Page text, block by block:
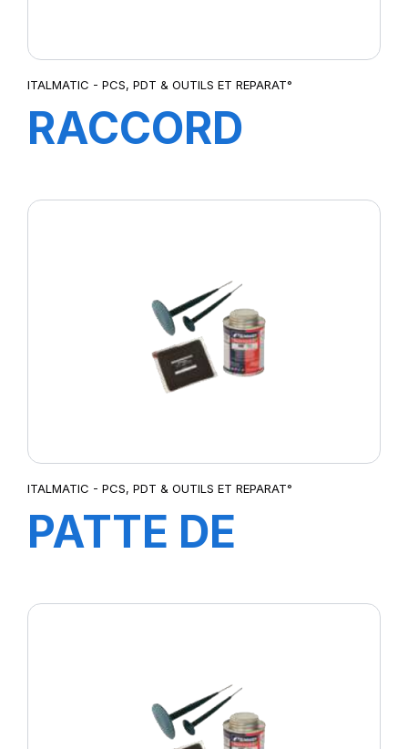
ITALMATIC - PCS, PDT & OUTILS ET REPARAT°
RACCORD
ITALMATIC - PCS, PDT & OUTILS ET REPARAT°
PATTE DE